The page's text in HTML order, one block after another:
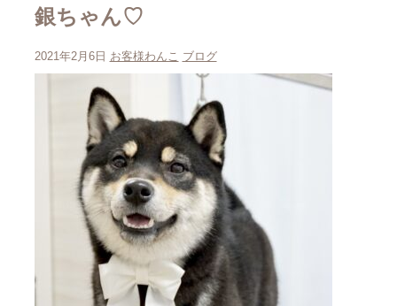
銀ちゃん♡
2021年2月6日 お客様わんこ ブログ